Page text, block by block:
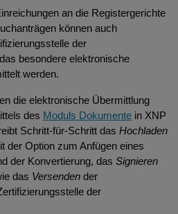
Funktionen
an die Registergerichte
können auch
der
besondere elektronische
werden.
die elektronische Übermittlung
des Moduls Dokumente in XNP
Schritt-für-Schritt das Hochladen
der Option zum Anfügen eines
der Konvertierung, das Signieren
das Versenden der
der